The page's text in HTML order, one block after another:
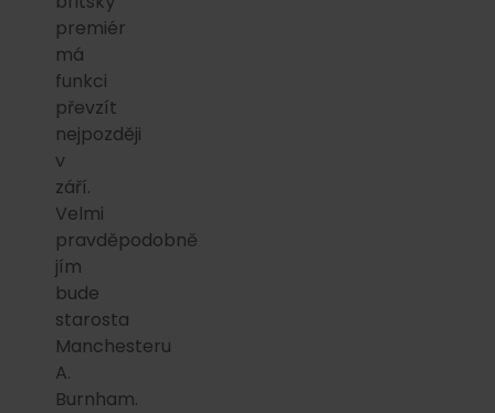
premiér
má
funkci
převzít
nejpozději
v
září.
Velmi
pravděpodobně
jím
bude
starosta
Manchesteru
A.
Burnham.